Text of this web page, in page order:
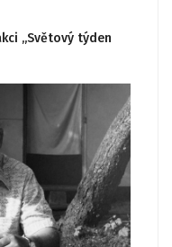
„Světový týden